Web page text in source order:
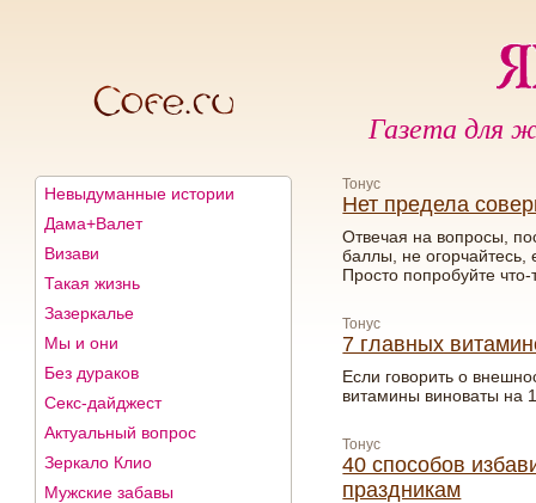
Газета для
Невыдуманные истории
Дама+Валет
Визави
Такая жизнь
Зазеркалье
Мы и они
Без дураков
Секс-дайджест
Актуальный вопрос
Зеркало Клио
Мужские забавы
Тонус
Нет предела
Отвечая на вопросы,
баллы, не огорчайтесь,
Просто попробуйте
Тонус
7 главных
Если говорить о
витамины виноваты на
Тонус
40 способов
праздникам